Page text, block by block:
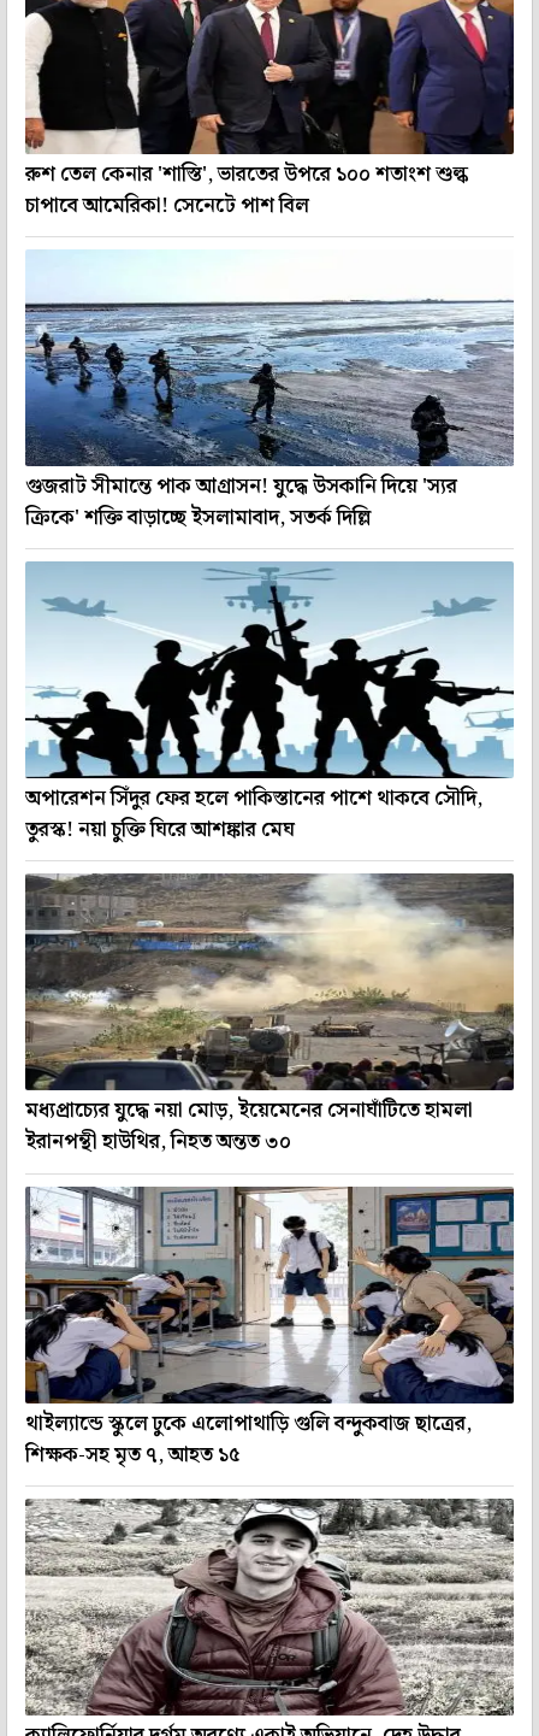
রুশ তেল কেনার 'শাস্তি', ভারতের উপরে ১০০ শতাংশ শুল্ক
চাপাবে আমেরিকা! সেনেটে পাশ বিল
গুজরাট সীমান্তে পাক আগ্রাসন! যুদ্ধে উসকানি দিয়ে 'স্যর
ক্রিকে' শক্তি বাড়াচ্ছে ইসলামাবাদ, সতর্ক দিল্লি
অপারেশন সিঁদুর ফের হলে পাকিস্তানের পাশে থাকবে সৌদি,
তুরস্ক! নয়া চুক্তি ঘিরে আশঙ্কার মেঘ
মধ্যপ্রাচ্যের যুদ্ধে নয়া মোড়, ইয়েমেনের সেনাঘাঁটিতে হামলা
ইরানপন্থী হাউথির, নিহত অন্তত ৩০
থাইল্যান্ডে স্কুলে ঢুকে এলোপাথাড়ি গুলি বন্দুকবাজ ছাত্রের,
শিক্ষক-সহ মৃত ৭, আহত ১৫